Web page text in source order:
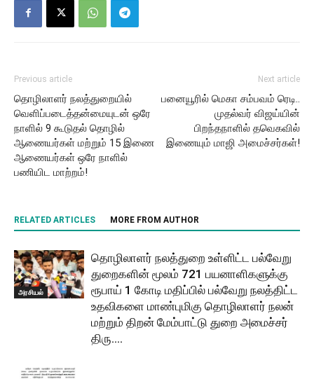
Previous article
தொழிலாளர் நலத்துறையில்
வெளிப்படைத்தன்மையுடன் ஒரே
நாளில் 9 கூடுதல் தொழில்
ஆணையர்கள் மற்றும் 15 இணை
ஆணையர்கள் ஒரே நாளில்
பணியிட மாற்றம்!
Next article
பனையூரில் மெகா சம்பவம் ரெடி..
முதல்வர் விஜய்யின்
பிறந்தநாளில் தவெகவில்
இணையும் மாஜி அமைச்சர்கள்!
RELATED ARTICLES MORE FROM AUTHOR
அரசியல்
தொழிலாளர் நலத்துறை உள்ளிட்ட பல்வேறு
துறைகளின் மூலம் 721 பயனாளிகளுக்கு
ரூபாய் 1 கோடி மதிப்பில் பல்வேறு நலத்திட்ட
உதவிகளை மாண்புமிகு தொழிலாளர் நலன்
மற்றும் திறன் மேம்பாட்டு துறை அமைச்சர்
திரு....